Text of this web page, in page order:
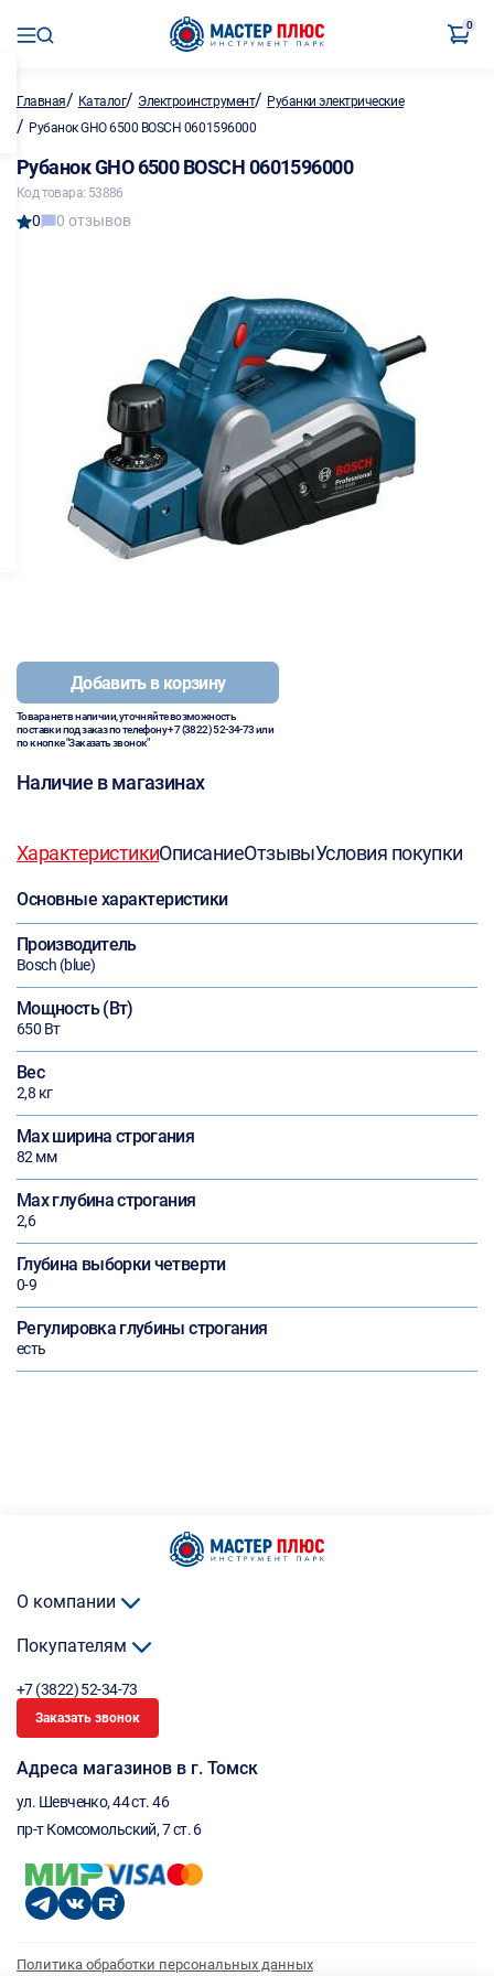
0
Главная/ Каталог/ Электроинструмент/ Рубанки электрические
/ Рубанок GHO 6500 BOSCH 0601596000
Рубанок GHO 6500 BOSCH 0601596000
Код товара: 53886
0 0 отзывов
Добавить в корзину
Товара нет в наличии, уточняйте возможность
поставки под заказ по телефону+7 (3822) 52-34-73или
по кнопке "Заказать звонок"
Наличие в магазинах
ХарактеристикиОписаниеОтзывыУсловия покупки
Основные характеристики
Производитель
Bosch (blue)
Мощность (Вт)
650 Вт
Вес
2,8 кг
Max ширина строгания
82 мм
Max глубина строгания
2,6
Глубина выборки четверти
0-9
Регулировка глубины строгания
есть
О компании
Покупателям
+7 (3822) 52-34-73
Заказать звонок
Адреса магазинов в г. Томск
ул. Шевченко, 44 ст. 46
пр-т Комсомольский, 7 ст. 6
Политика обработки персональных данных